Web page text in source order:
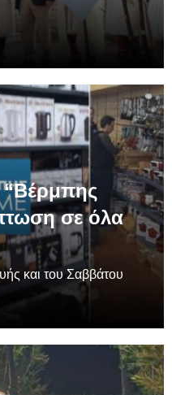
“Βέρμπης
σε όλα
και του Σαββάτου